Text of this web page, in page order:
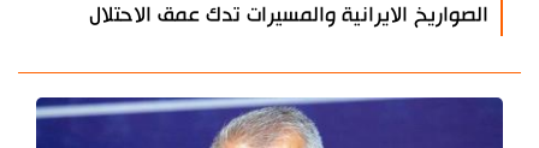
الصواريخ الايرانية والمسيرات تدك عمق الاحتلال